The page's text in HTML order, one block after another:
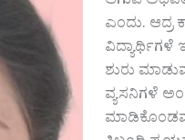
ಎಂದು. ಆದ್ರ
ಶುರು
ವ್ಯಸನಿಗಳೆ